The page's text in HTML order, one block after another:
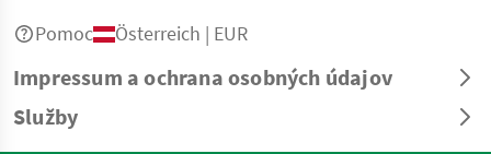
Impressum a ochrana osobných údajov
Služby
Pomoc Österreich | EUR